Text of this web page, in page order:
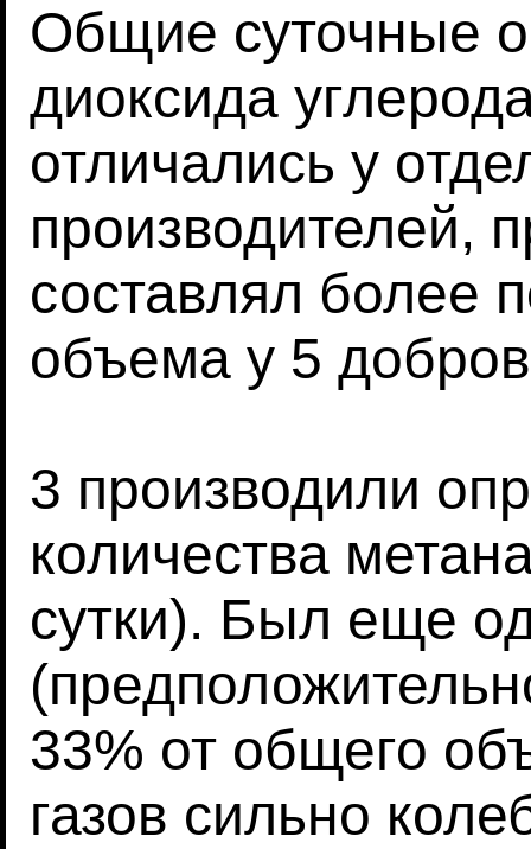
Общие суточные
диоксида
отличались у
производителей,
составлял более
объема у 5
3 производили
количества
сутки). Был еще
33% от общего
газов сильно